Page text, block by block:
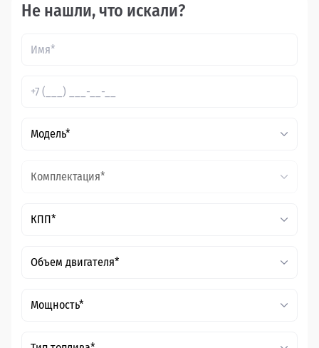
Не нашли, что искали?
Модель*
Комплектация*
КПП*
Объем двигателя*
Мощность*